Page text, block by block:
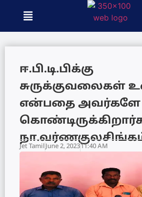
ஈ.பி.டி.பிக்கு
சுருக்குவலைகள்
என்பதை அவர்களே
Jet Tamil June 2, 202311:40 AM